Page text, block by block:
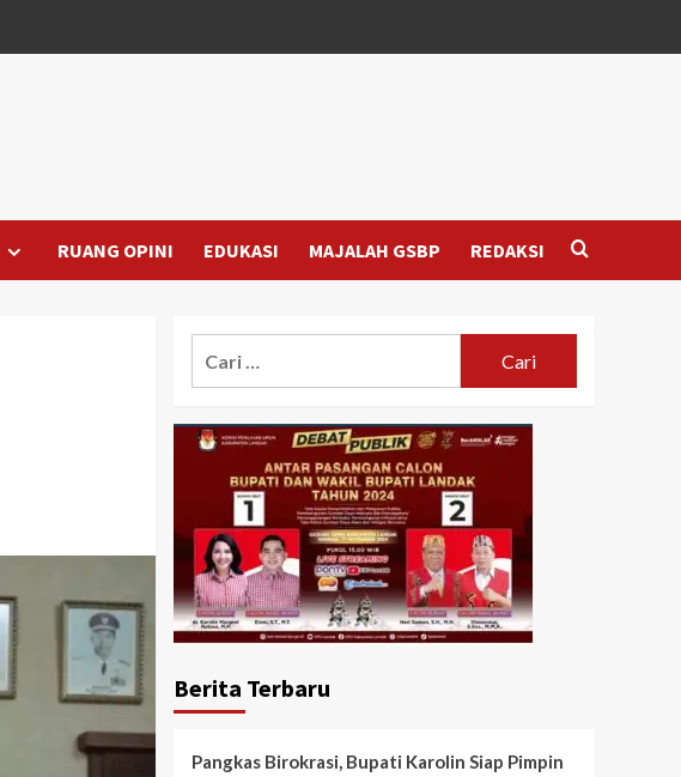
RUANG OPINI EDUKASI MAJALAH GSBP REDAKSI
Berita Terbaru
Pangkas Birokrasi, Bupati Karolin Siap Pimpin